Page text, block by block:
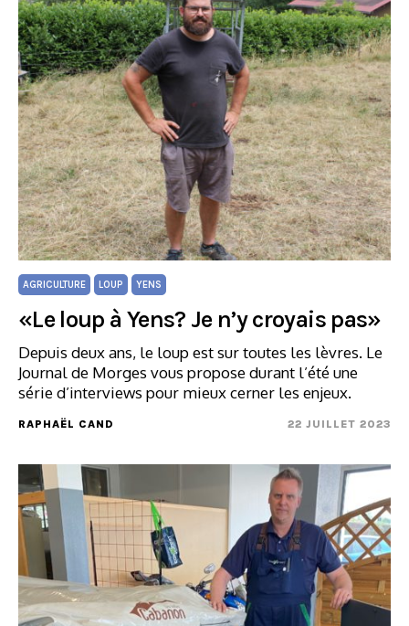
AGRICULTURE LOUP YENS
«Le loup à Yens? Je n’y croyais pas»
Depuis deux ans, le loup est sur toutes les lèvres. Le
Journal de Morges vous propose durant l’été une
série d’interviews pour mieux cerner les enjeux.
RAPHAËL CAND 22 JUILLET 2023